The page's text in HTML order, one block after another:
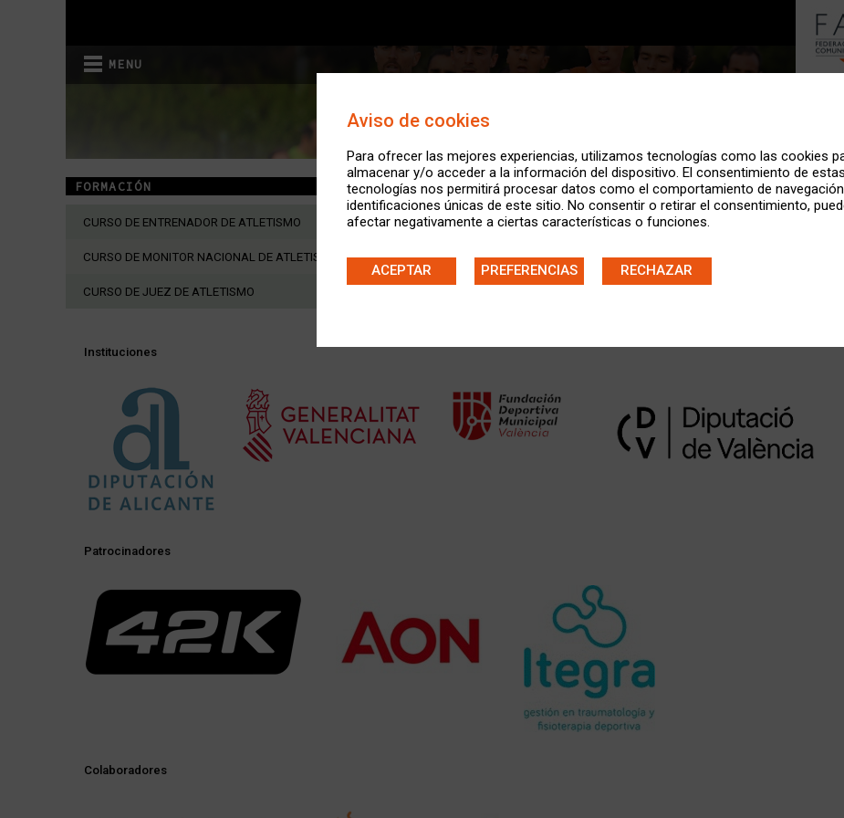
Aviso de cookies
Para ofrecer las mejores experiencias, utilizamos tecnologías como las cookies
almacenar y/o acceder a la información del dispositivo. El consentimiento de estas
tecnologías nos permitirá procesar datos como el comportamiento de
identificaciones únicas de este sitio. No consentir o retirar el consentimiento,
afectar negativamente a ciertas características o funciones.
ACEPTAR PREFERENCIAS RECHAZAR
MENU
FORMACIÓN
CURSO DE ENTRENADOR DE ATLETISMO
CURSO DE MONITOR NACIONAL DE ATLETISMO
CURSO DE JUEZ DE ATLETISMO
Instituciones
Patrocinadores
Colaboradores